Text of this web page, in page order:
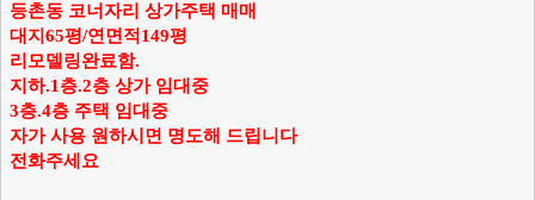
등촌동 코너자리 상가주택 매매
대지65평/연면적149평
리모델링완료함.
지하.1층.2층 상가 임대중
3층.4층 주택 임대중
자가 사용 원하시면 명도해 드립니다
전화주세요